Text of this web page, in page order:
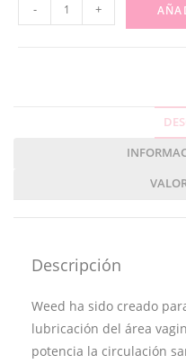
- +
Descripción
Weed ha sido creado
lubricación del área
potencia la circulación